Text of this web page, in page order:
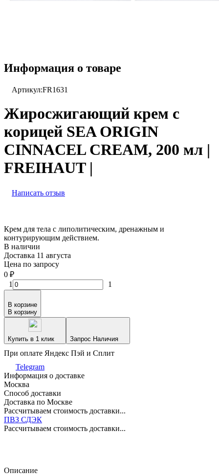
Информация о товаре
Артикул:FR1631
Жиросжигающий крем с
корицей SEA ORIGIN
CINNACEL CREAM, 200 мл |
FREIHAUT |
Написать отзыв
Крем для тела с липолитическим, дренажным и
контурирующим действием.
В наличии
Доставка 11 августа
Цена по запросу
0 ₽
1
1
В корзине
В корзину
Купить в 1 клик Запрос Наличия
При оплате Яндекс Пэй и Сплит
Telegram
Информация о доставке
Москва
Способ доставки
Доставка по Москве
Рассчитываем стоимость доставки...
ПВЗ СДЭК
Рассчитываем стоимость доставки...
Описание